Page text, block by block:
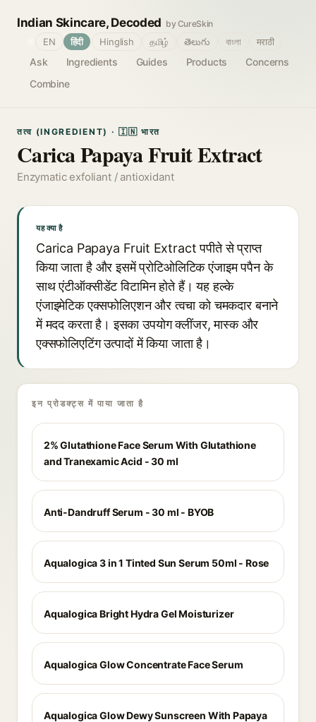
Indian Skincare, Decoded by CureSkin
Ask Ingredients Guides Products
Concerns
Combine
EN हिंदी Hinglish தமிழ் తెలుగు বাংলা मराठी
तत्व (INGREDIENT) · 🇮🇳 भारत
Carica Papaya Fruit Extract
Enzymatic exfoliant / antioxidant
यह क्या है
Carica Papaya Fruit Extract पपीते से प्राप्त
किया जाता है और इसमें प्रोटिओलिटिक एंजाइम पपैन के
साथ एंटीऑक्सीडेंट विटामिन होते हैं। यह हल्के
एंजाइमेटिक एक्सफोलिएशन और त्वचा को चमकदार बनाने
में मदद करता है। इसका उपयोग क्लींजर, मास्क और
एक्सफोलिएटिंग उत्पादों में किया जाता है।
इन प्रोडक्ट्स में पाया जाता है
2% Glutathione Face Serum With Glutathione
and Tranexamic Acid - 30 ml
Anti-Dandruff Serum - 30 ml - BYOB
Aqualogica 3 in 1 Tinted Sun Serum 50ml - Rose
Aqualogica Bright Hydra Gel Moisturizer
Aqualogica Glow Concentrate Face Serum
Aqualogica Glow Dewy Sunscreen With Papaya